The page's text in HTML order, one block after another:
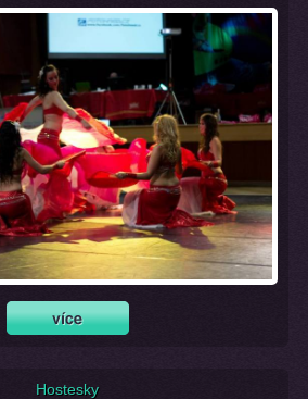
Hostesky